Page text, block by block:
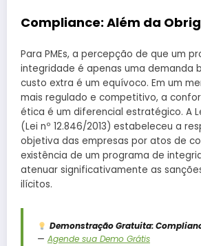
Compliance: Além da
Para PMEs, a percepção de que um
integridade é apenas uma demanda
custo extra é um equívoco. Em um
mais regulado e competitivo, a
ética é um diferencial estratégico. A
(Lei nº 12.846/2013) estabeleceu a
objetiva das empresas por atos de
existência de um programa de
atenuar significativamente as
ilícitos.
Demonstração Gratuita:
— Agende sua Demo Grátis